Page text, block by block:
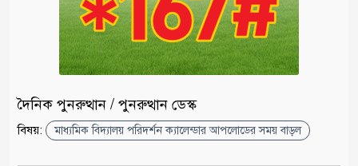
দৈনিক পুনরুত্থান / পুনরুত্থান ডেস্ক
বিষয়: মাধ্যমিক বিদ্যালয় পরিদর্শন ক্যালেন্ডার আপলোডের সময় বাড়ল